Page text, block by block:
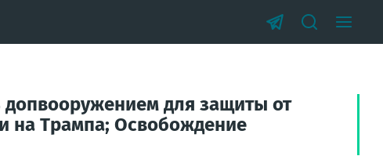
для защиты от
на Трампа; Освобождение